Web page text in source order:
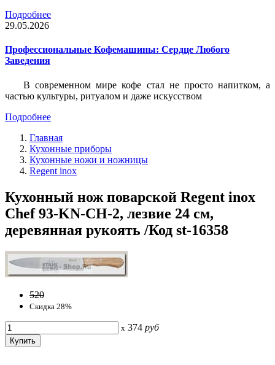
Подробнее
29.05.2026
Профессиональные Кофемашины: Сердце Любого
Заведения
В современном мире кофе стал не просто напитком, а
частью культуры, ритуалом и даже искусством
Подробнее
Главная
Кухонные приборы
Кухонные ножи и ножницы
Regent inox
Кухонный нож поварской Regent inox
Chef 93-KN-CH-2, лезвие 24 см,
деревянная рукоять /Код st-16358
520
Скидка 28%
x 374 руб